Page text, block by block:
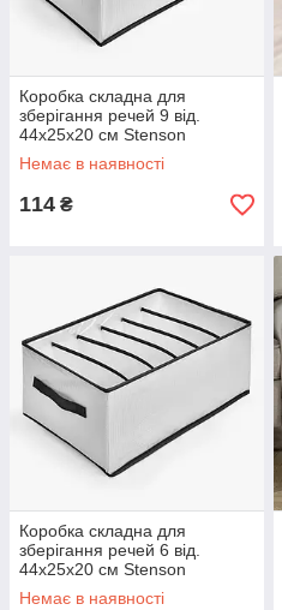
Коробка складна для
зберігання речей 9 від.
44х25х20 см Stenson
4425209J WHITE Білий
Немає в наявності
114 ₴
Коробка складна для
зберігання речей 6 від.
44х25х20 см Stenson
4425206J WHITE Білий
Немає в наявності